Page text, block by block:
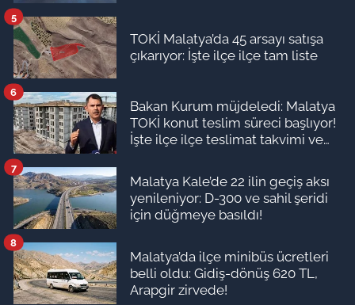
TOKİ Malatya’da 45 arsayı satışa
çıkarıyor: İşte ilçe ilçe tam liste
5
Bakan Kurum müjdeledi: Malatya
TOKİ konut teslim süreci başlıyor!
İşte ilçe ilçe teslimat takvimi ve
6
Malatya Kale’de 22 ilin geçiş aksı
yenileniyor: D-300 ve sahil şeridi
için düğmeye basıldı!
7
Malatya’da ilçe minibüs ücretleri
belli oldu: Gidiş-dönüş 620 TL,
Arapgir zirvede!
8